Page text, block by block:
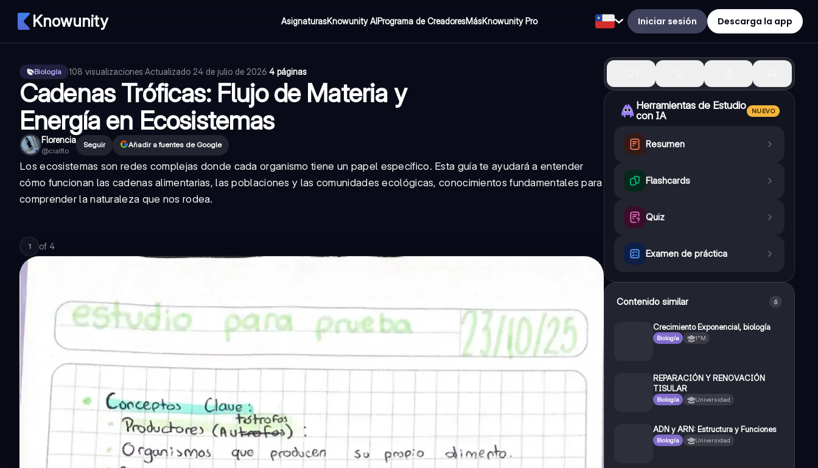
Knowunity AsignaturasKnowunity AIPrograma de CreadoresMásKnowunity Pro Iniciar sesión Descarga la app
Biología 108 visualizaciones·Actualizado 24 de julio de 2026·4 páginas
Cadenas Tróficas: Flujo de Materia y
Energía en Ecosistemas
Florencia
@cialflo
Seguir Añadir a fuentes de Google
Los ecosistemas son redes complejas donde cada organismo tiene un papel específico. Esta guía te ayudará a entender
cómo funcionan las cadenas alimentarias, las poblaciones y las comunidades ecológicas, conocimientos fundamentales para
comprender la naturaleza que nos rodea.
1 of 4
Herramientas de Estudio
con IA
NUEVO
Resumen
Flashcards
Quiz
Examen de práctica
Contenido similar 6
Crecimiento Exponencial, biología
Biología 1°M
REPARACIÓN Y RENOVACIÓN
TISULAR
Biología Universidad
ADN y ARN: Estructura y Funciones
Biología Universidad